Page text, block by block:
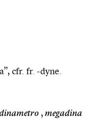
cfr. fr. -dyne.
, megadina